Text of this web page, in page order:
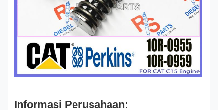
Informasi Perusahaan: